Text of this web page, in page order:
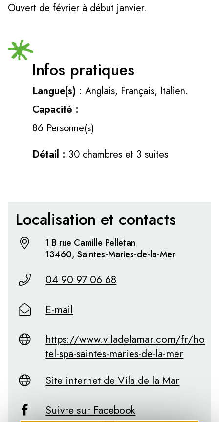
Ouvert de février à début janvier.
Infos pratiques
Langue(s) : Anglais, Français, Italien.
Capacité :
86 Personne(s)
Détail : 30 chambres et 3 suites
Localisation et contacts
1 B rue Camille Pelletan
13460, Saintes-Maries-de-la-Mer
04 90 97 06 68
E-mail
https://www.viladelamar.com/fr/ho
tel-spa-saintes-maries-de-la-mer
Site internet de Vila de la Mar
Suivre sur Facebook